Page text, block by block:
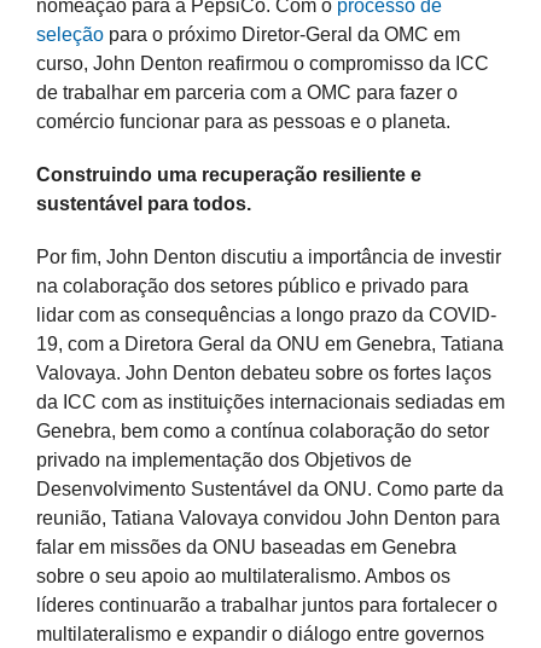
nomeação para a PepsiCo. Com o processo de
seleçãopara o próximo Diretor-Geral da OMC em
curso, John Denton reafirmou o compromisso da ICC
de trabalhar em parceria com a OMC para fazer o
comércio funcionar para as pessoas e o planeta.
Construindo uma recuperação resiliente e
sustentável para todos.
Por fim, John Denton discutiu a importância de investir
na colaboração dos setores público e privado para
lidar com as consequências a longo prazo da COVID-
19, com a Diretora Geral da ONU em Genebra, Tatiana
Valovaya. John Denton debateu sobre os fortes laços
da ICC com as instituições internacionais sediadas em
Genebra, bem como a contínua colaboração do setor
privado na implementação dos Objetivos de
Desenvolvimento Sustentável da ONU. Como parte da
reunião, Tatiana Valovaya convidou John Denton para
falar em missões da ONU baseadas em Genebra
sobre o seu apoio ao multilateralismo. Ambos os
líderes continuarão a trabalhar juntos para fortalecer o
multilateralismo e expandir o diálogo entre governos